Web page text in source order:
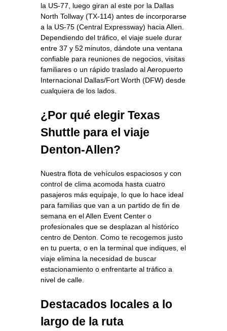
la US‑77, luego giran al este por la Dallas
North Tollway (TX‑114) antes de incorporarse
a la US‑75 (Central Expressway) hacia Allen.
Dependiendo del tráfico, el viaje suele durar
entre 37 y 52 minutos, dándote una ventana
confiable para reuniones de negocios, visitas
familiares o un rápido traslado al Aeropuerto
Internacional Dallas/Fort Worth (DFW) desde
cualquiera de los lados.
¿Por qué elegir Texas
Shuttle para el viaje
Denton‑Allen?
Nuestra flota de vehículos espaciosos y con
control de clima acomoda hasta cuatro
pasajeros más equipaje, lo que lo hace ideal
para familias que van a un partido de fin de
semana en el Allen Event Center o
profesionales que se desplazan al histórico
centro de Denton. Como te recogemos justo
en tu puerta, o en la terminal que indiques, el
viaje elimina la necesidad de buscar
estacionamiento o enfrentarte al tráfico a
nivel de calle.
Destacados locales a lo
largo de la ruta